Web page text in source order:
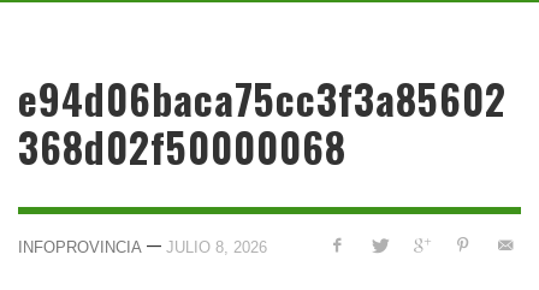
e94d06baca75cc3f3a85602
368d02f50000068
INFOPROVINCIA — JULIO 8, 2026